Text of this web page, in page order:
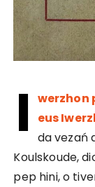
I
werzhon
eus
da vezań
Koulskoude,
pep hini, o